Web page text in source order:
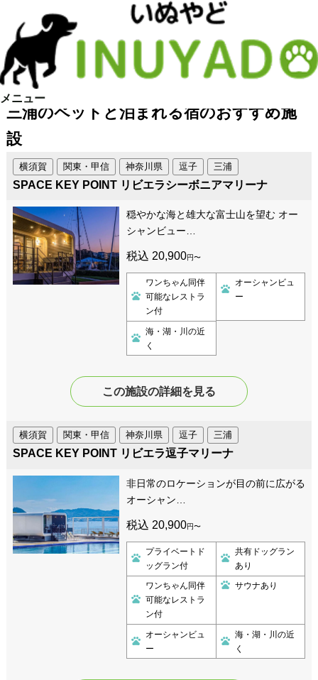
メニュー
三浦のペットと泊まれる宿のおすすめ施
設
逗子 三浦
横須賀 関東・甲信 神奈川県
SPACE KEY POINT リビエラシーボニアマリーナ
穏やかな海と雄大な富士山を望む オー
シャンビュー…
税込 20,900円〜
ワンちゃん同伴
可能なレストラ
ン付
オーシャンビュ
ー
海・湖・川の近
く
この施設の詳細を見る
逗子 三浦
横須賀 関東・甲信 神奈川県
SPACE KEY POINT リビエラ逗子マリーナ
非日常のロケーションが目の前に広がる
オーシャン…
税込 20,900円〜
プライベートド
ッグラン付
共有ドッグラン
あり
ワンちゃん同伴
可能なレストラ
ン付
サウナあり
オーシャンビュ
ー
海・湖・川の近
く